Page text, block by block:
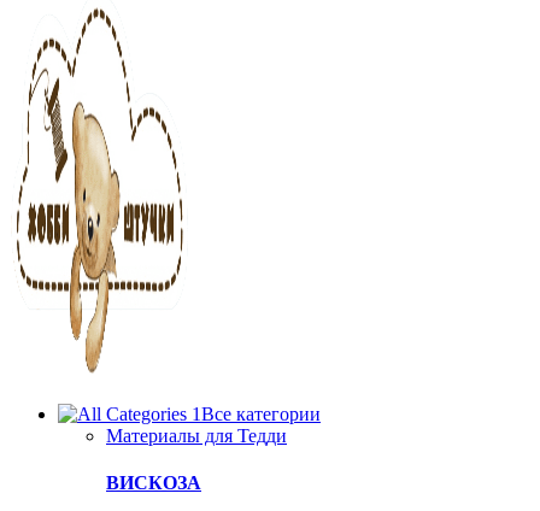
Все категории
Материалы для Тедди
ВИСКОЗА